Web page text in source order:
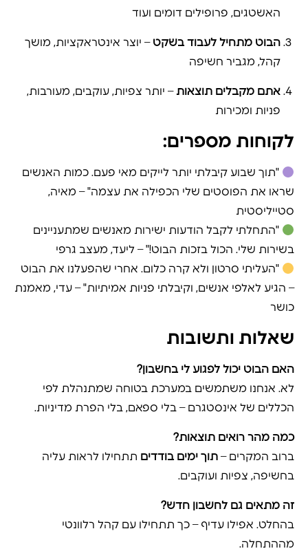
האשטגים, פרופילים דומים ועוד
הבוט מתחיל לעבוד בשקט – יוצר אינטראקציות, מושך
קהל, מגביר חשיפה
אתם מקבלים תוצאות – יותר צפיות, עוקבים, מעורבות,
פניות ומכירות
לקוחות מספרים:
"תוך שבוע קיבלתי יותר לייקים מאי פעם. כמות האנשים
שראו את הפוסטים שלי הכפילה את עצמה" – מאיה,
סטייליסטית
"התחלתי לקבל הודעות ישירות מאנשים שמתעניינים
בשירות שלי. הכול בזכות הבוט!" – ליעד, מעצב גרפי
"העליתי סרטון ולא קרה כלום. אחרי שהפעלנו את הבוט
– הגיע לאלפי אנשים, וקיבלתי פניות אמיתיות" – עדי, מאמנת
כושר
שאלות ותשובות
האם הבוט יכול לפגוע לי בחשבון?
לא. אנחנו משתמשים במערכת בטוחה שמתנהלת לפי
הכללים של אינסטגרם – בלי ספאם, בלי הפרת מדיניות.
כמה מהר רואים תוצאות?
ברוב המקרים – תוך ימים בודדים תתחילו לראות עליה
בחשיפה, צפיות ועוקבים.
זה מתאים גם לחשבון חדש?
בהחלט. אפילו עדיף – כך תתחילו עם קהל רלוונטי
מההתחלה.